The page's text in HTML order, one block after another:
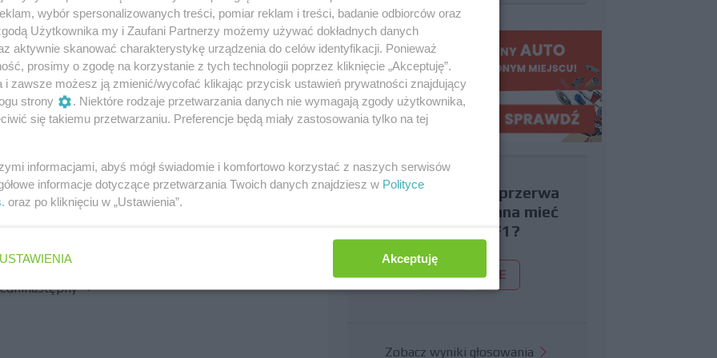
w pociągu samochodów, szczególnie w
miejscami, żeby maksymalnie wykorzystać
nie mieliśmy tempa, by przebijać się do
impet, jeśli chcemy skończyć sezon na
Czeka nas zacięta walka i z niecierpliwością
następny
Czy uważasz, że przerwa
wakacyjna powinna mieć
miejsce w F1?
TAK NIE
Zobacz wyniki głosowania
wybór spersonalizowanych treści, pomiar reklam i treści, badanie odbiorców oraz
Użytkownika my i Zaufani Partnerzy możemy używać dokładnych danych
aktywnie skanować charakterystykę urządzenia do celów identyfikacji. Ponieważ
prosimy o zgodę na korzystanie z tych technologii poprzez kliknięcie „Akceptuję”.
i zawsze możesz ją zmienić/wycofać klikając przycisk ustawień prywatności znajdujący
strony
. Niektóre rodzaje przetwarzania danych nie wymagają zgody użytkownika,
się takiemu przetwarzaniu. Preferencje będą miały zastosowania tylko na tej
informacjami, abyś mógł świadomie i komfortowo korzystać z naszych serwisów
informacje dotyczące przetwarzania Twoich danych znajdziesz w Polityce
. oraz po kliknięciu w „Ustawienia”.
USTAWIENIA Akceptuję